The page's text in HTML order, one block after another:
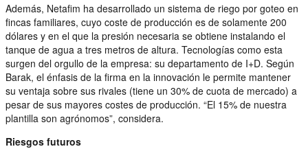
Además, Netafim ha desarrollado un sistema de riego por goteo en
fincas familiares, cuyo coste de producción es de solamente 200
dólares y en el que la presión necesaria se obtiene instalando el
tanque de agua a tres metros de altura. Tecnologías como esta
surgen del orgullo de la empresa: su departamento de I+D. Según
Barak, el énfasis de la firma en la innovación le permite mantener
su ventaja sobre sus rivales (tiene un 30% de cuota de mercado) a
pesar de sus mayores costes de producción. “El 15% de nuestra
plantilla son agrónomos”, considera.
Riesgos futuros